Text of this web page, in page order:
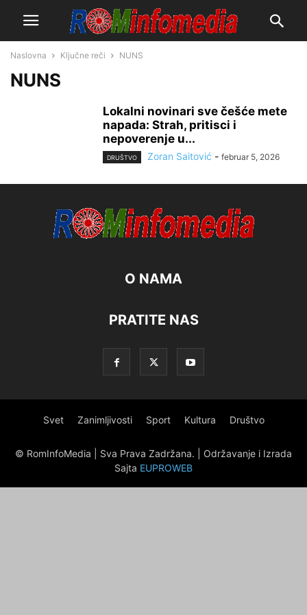
Naslovna Ključne reči NUNS
NUNS
Lokalni novinari sve češće mete
napada: Strah, pritisci i
nepoverenje u...
DRUŠTVO Zoran Saitović - februar 5, 2026
O NAMA
PRATITE NAS
Svet Zanimljivosti Sport Kultura Društvo
© RomInfoMedia | Sva Prava Zadržana. | Održavanje i Izrada
Sajta EUPROWEB